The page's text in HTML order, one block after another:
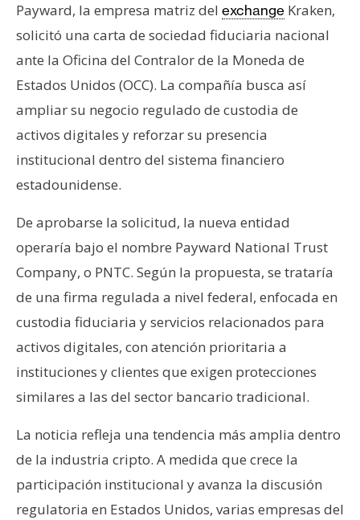
r
s
o
C
n
t
c
t
o
y
u
b
l
i
i
a
d
Payward, la empresa matriz del exchange Kraken,
solicitó una carta de sociedad fiduciaria nacional
ante la Oficina del Contralor de la Moneda de
Estados Unidos (OCC). La compañía busca así
ampliar su negocio regulado de custodia de
activos digitales y reforzar su presencia
institucional dentro del sistema financiero
estadounidense.
De aprobarse la solicitud, la nueva entidad
operaría bajo el nombre Payward National Trust
Company, o PNTC. Según la propuesta, se trataría
de una firma regulada a nivel federal, enfocada en
custodia fiduciaria y servicios relacionados para
activos digitales, con atención prioritaria a
instituciones y clientes que exigen protecciones
similares a las del sector bancario tradicional.
La noticia refleja una tendencia más amplia dentro
de la industria cripto. A medida que crece la
participación institucional y avanza la discusión
regulatoria en Estados Unidos, varias empresas del